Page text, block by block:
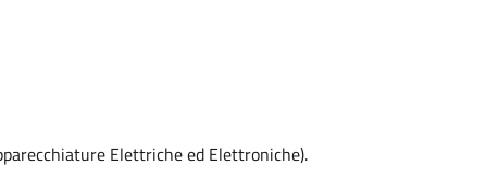
Elettriche ed Elettroniche).